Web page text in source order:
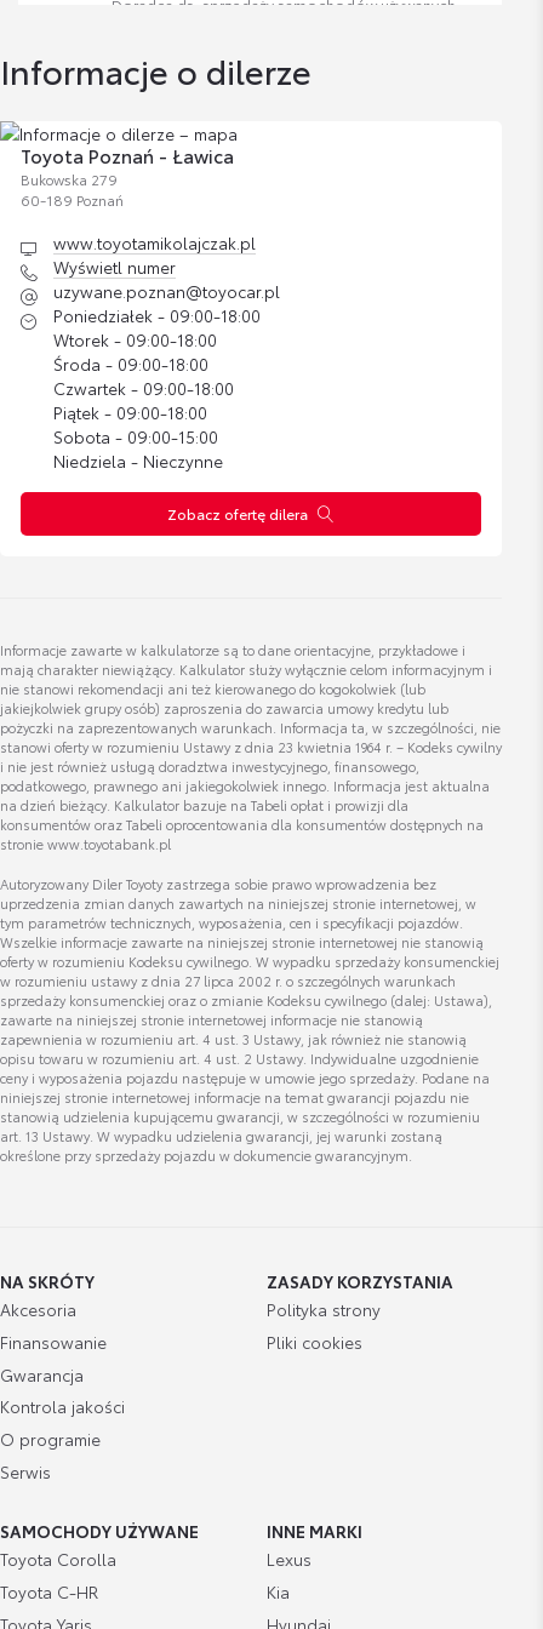
Zobacz szczegóły
Zestaw kosmetyków samochodowych
Cena brutto
200,37 zł
Wyświetl numer
Dariusz Miński
Doradca ds. sprzedaży samochodów używanych
Wyświetl numer
dariusz.minski@toyocar.pl
Karol Trykacz
karol.trykacz@toyocar.pl
Filip Konieczny
Doradca ds. Sprzedaży Samochodów Używanych
Wyświetl numer
filip.konieczny@toyocar.pl
Jakub Nowacki
Doradca ds. Sprzedaży Samochodów Używanych
Informacje o dilerze
Toyota Poznań - Ławica
Bukowska 279
60-189 Poznań
www.toyotamikolajczak.pl
Wyświetl numer
uzywane.poznan@toyocar.pl
Poniedziałek - 09:00-18:00
Wtorek - 09:00-18:00
Środa - 09:00-18:00
Czwartek - 09:00-18:00
Piątek - 09:00-18:00
Sobota - 09:00-15:00
Niedziela - Nieczynne
Zobacz ofertę dilera
Informacje zawarte w kalkulatorze są to dane orientacyjne, przykładowe i
mają charakter niewiążący. Kalkulator służy wyłącznie celom informacyjnym i
nie stanowi rekomendacji ani też kierowanego do kogokolwiek (lub
jakiejkolwiek grupy osób) zaproszenia do zawarcia umowy kredytu lub
pożyczki na zaprezentowanych warunkach. Informacja ta, w szczególności, nie
stanowi oferty w rozumieniu Ustawy z dnia 23 kwietnia 1964 r. – Kodeks cywilny
i nie jest również usługą doradztwa inwestycyjnego, finansowego,
podatkowego, prawnego ani jakiegokolwiek innego. Informacja jest aktualna
na dzień bieżący. Kalkulator bazuje na Tabeli opłat i prowizji dla
konsumentów oraz Tabeli oprocentowania dla konsumentów dostępnych na
stronie www.toyotabank.pl
Autoryzowany Diler Toyoty zastrzega sobie prawo wprowadzenia bez
uprzedzenia zmian danych zawartych na niniejszej stronie internetowej, w
tym parametrów technicznych, wyposażenia, cen i specyfikacji pojazdów.
Wszelkie informacje zawarte na niniejszej stronie internetowej nie stanowią
oferty w rozumieniu Kodeksu cywilnego. W wypadku sprzedaży konsumenckiej
w rozumieniu ustawy z dnia 27 lipca 2002 r. o szczególnych warunkach
sprzedaży konsumenckiej oraz o zmianie Kodeksu cywilnego (dalej: Ustawa),
zawarte na niniejszej stronie internetowej informacje nie stanowią
zapewnienia w rozumieniu art. 4 ust. 3 Ustawy, jak również nie stanowią
opisu towaru w rozumieniu art. 4 ust. 2 Ustawy. Indywidualne uzgodnienie
ceny i wyposażenia pojazdu następuje w umowie jego sprzedaży. Podane na
niniejszej stronie internetowej informacje na temat gwarancji pojazdu nie
stanowią udzielenia kupującemu gwarancji, w szczególności w rozumieniu
art. 13 Ustawy. W wypadku udzielenia gwarancji, jej warunki zostaną
określone przy sprzedaży pojazdu w dokumencie gwarancyjnym.
NA SKRÓTY
Akcesoria
Finansowanie
Gwarancja
Kontrola jakości
O programie
Serwis
ZASADY KORZYSTANIA
Polityka strony
Pliki cookies
SAMOCHODY UŻYWANE
Toyota Corolla
Toyota C-HR
Toyota Yaris
INNE MARKI
Lexus
Kia
Hyundai